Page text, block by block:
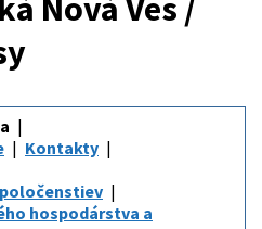
Nová Ves /
Kontakty
hospodárstva a